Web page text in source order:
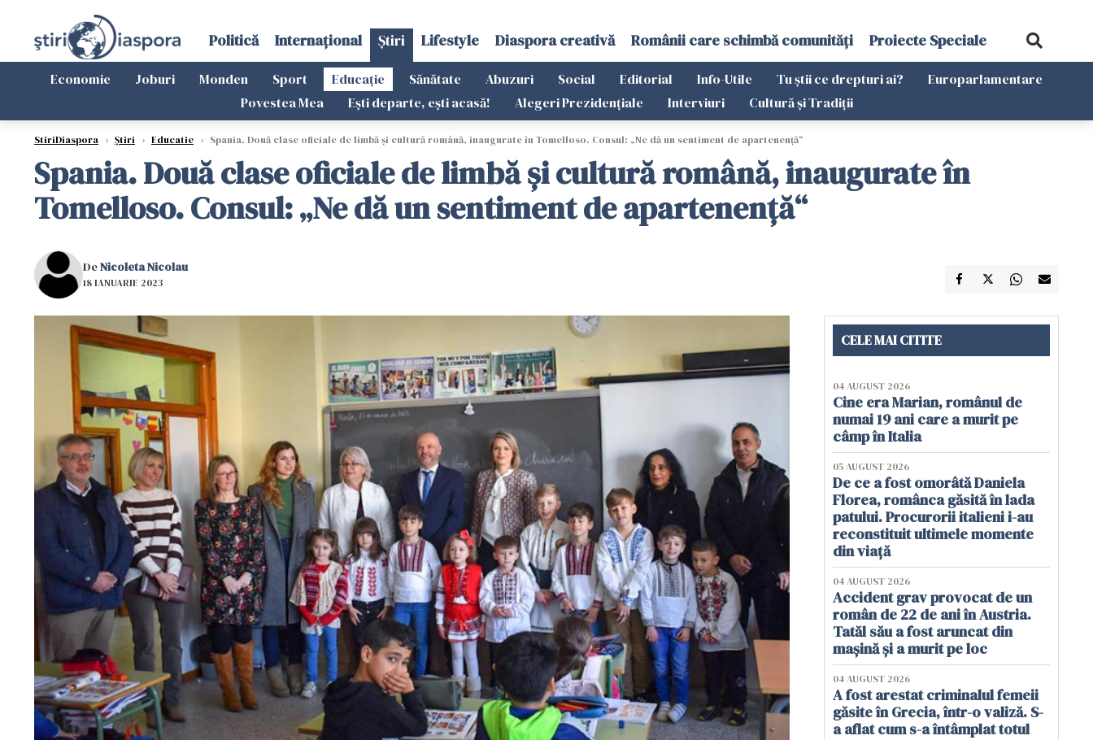
Politică Internațional Știri Lifestyle Diaspora creativă Românii care schimbă comunități Proiecte Speciale
Economie Joburi Monden Sport Educație Sănătate Abuzuri Social Editorial Info-Utile Tu știi ce drepturi ai?
Europarlamentare
Povestea Mea
Ești departe, ești acasă! Alegeri Prezidențiale Interviuri Cultură și Tradiții
StiriDiaspora › Știri › Educatie › Spania. Două clase oficiale de limbă și cultură română, inaugurate în Tomelloso. Consul: „Ne dă un sentiment de apartenență“
Spania. Două clase oficiale de limbă și cultură română, inaugurate în
Tomelloso. Consul: „Ne dă un sentiment de apartenență“
DeNicoleta Nicolau
18 IANUARIE 2023
CELE MAI CITITE
04 AUGUST 2026
Cine era Marian, românul de
numai 19 ani care a murit pe
câmp în Italia
05 AUGUST 2026
De ce a fost omorâtă Daniela
Florea, românca găsită în lada
patului. Procurorii italieni i-au
reconstituit ultimele momente
din viață
04 AUGUST 2026
Accident grav provocat de un
român de 22 de ani în Austria.
Tatăl său a fost aruncat din
mașină și a murit pe loc
04 AUGUST 2026
A fost arestat criminalul femeii
găsite în Grecia, într-o valiză. S-
a aflat cum s-a întâmplat totul